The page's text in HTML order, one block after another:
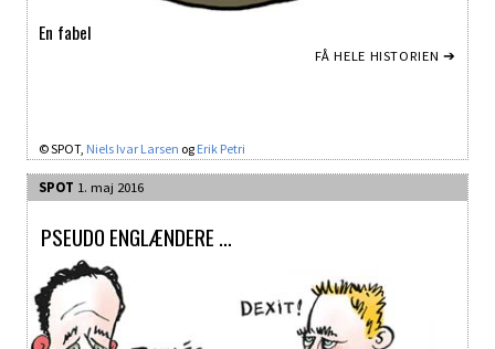
En fabel
FÅ HELE HISTORIEN ➔
© SPOT, Niels Ivar Larsen og Erik Petri
SPOT 1. maj 2016
PSEUDO ENGLÆNDERE …